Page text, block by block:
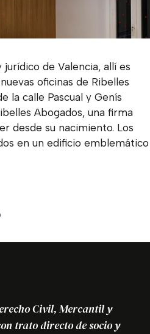
de Valencia, allí es
oficinas de Ribelles
la calle Pascual y Genís
Abogados, una firma
desde su nacimiento. Los
en un edificio emblemático
Civil, Mercantil y
trato directo de socio y